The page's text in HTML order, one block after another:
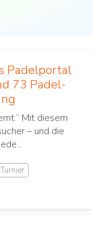
Padelportal
73 Padel-
Mit diesem
– und die